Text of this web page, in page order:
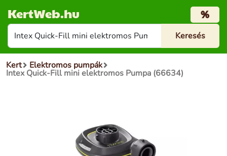
KertWeb.hu %
Kert Elektromos pumpák
Intex Quick-Fill mini elektromos Pumpa (66634)